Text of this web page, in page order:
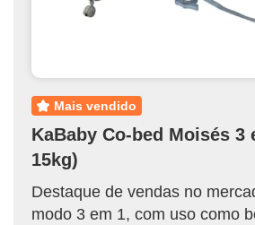
mais vendido
KaBaby Co-bed Moisés 3
15kg)
Destaque de vendas no
modo 3 em 1, com uso como